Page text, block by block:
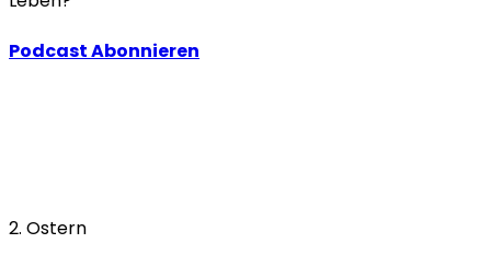
Podcast Abonnieren
2. Ostern